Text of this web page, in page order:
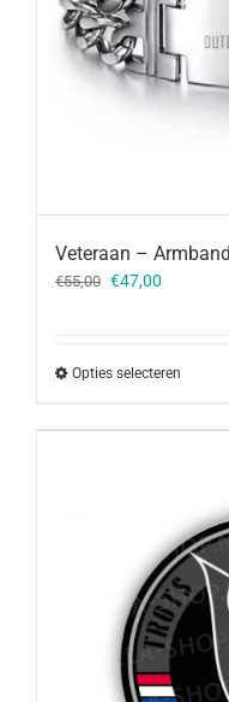
Veteraan – Armband
€55,00 Oorspronkelijke
€47,00
Opties selecteren